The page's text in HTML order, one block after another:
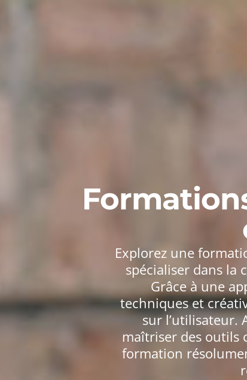
Explorez une
spécialiser dans la
Grâce à une
techniques et
sur l’utilisateur.
maîtriser des outils
formation